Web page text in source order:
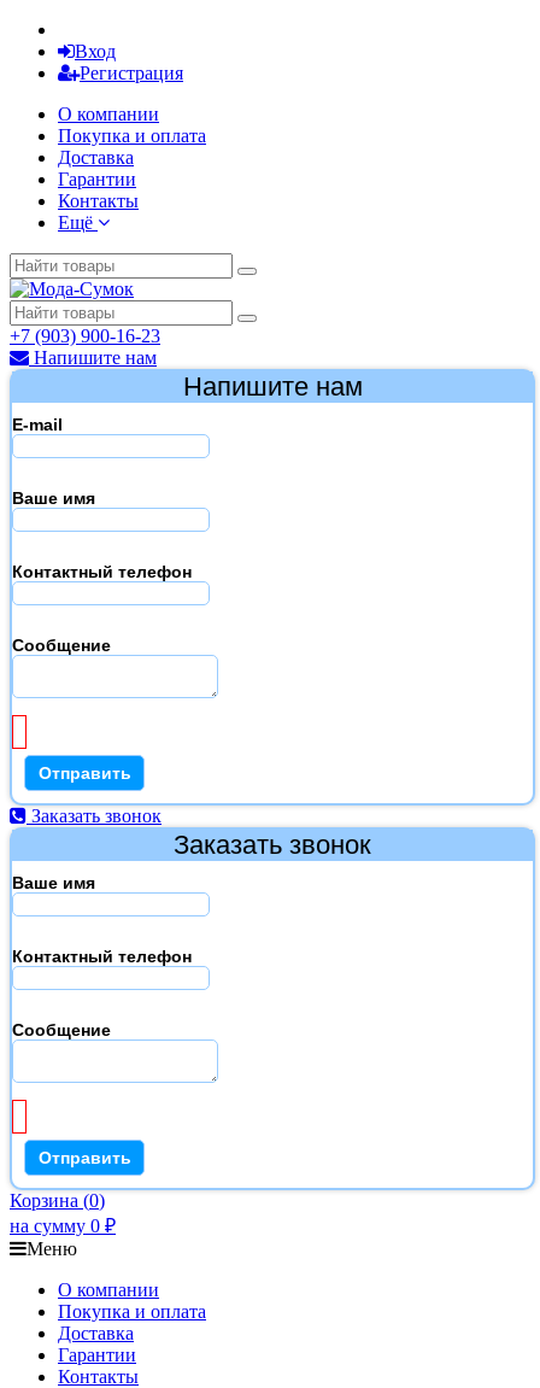
Вход
Регистрация
О компании
Покупка и оплата
Доставка
Гарантии
Контакты
Ещё
+7 (903) 900-16-23
Напишите нам
Напишите нам
E-mail
Ваше имя
Контактный телефон
Сообщение
Заказать звонок
Заказать звонок
Ваше имя
Контактный телефон
Сообщение
Корзина (0)
на сумму 0 ₽
Меню
О компании
Покупка и оплата
Доставка
Гарантии
Контакты